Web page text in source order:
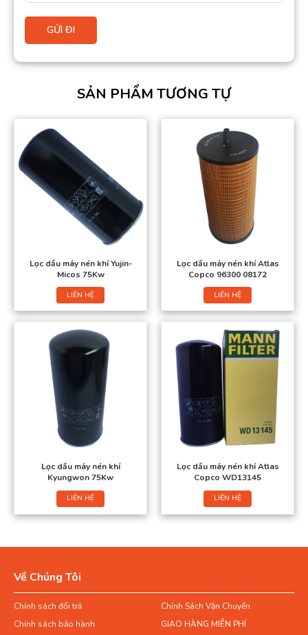
SẢN PHẨM TƯƠNG TỰ
Lọc dầu máy nén khí Yujin-
Micos 75Kw
LIÊN HỆ
Lọc dầu máy nén khí Atlas
Copco 96300 08172
LIÊN HỆ
Lọc dầu máy nén khí
Kyungwon 75Kw
LIÊN HỆ
Lọc dầu máy nén khí Atlas
Copco WD13145
LIÊN HỆ
Về Chúng Tôi
Chính sách đổi trả
Chính Sách Vận Chuyển
Chính sách bảo hành
GIAO HÀNG MIỄN PHÍ